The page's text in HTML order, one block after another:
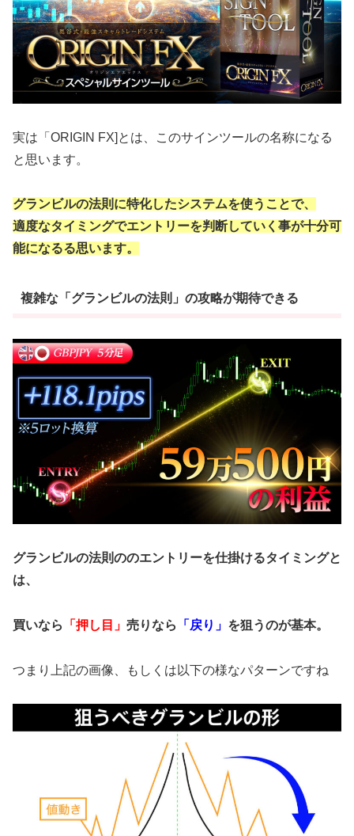
実は「ORIGIN FX]とは、このサインツールの名称になる
と思います。
グランビルの法則に特化したシステムを使うことで、
適度なタイミングでエントリーを判断していく事が十分可
能になるる思います。
複雑な「グランビルの法則」の攻略が期待できる
グランビルの法則ののエントリーを仕掛けるタイミングと
は、
買いなら 「押し目」 売りなら 「戻り」 を狙うのが基本。
つまり上記の画像、もしくは以下の様なパターンですね